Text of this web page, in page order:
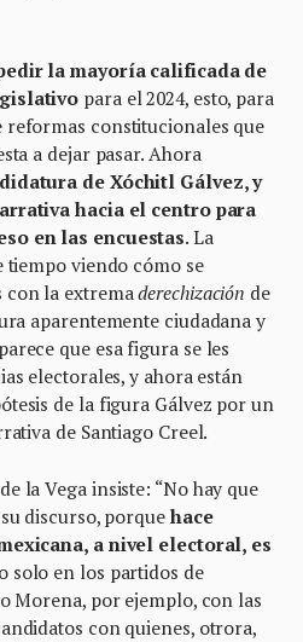
la mayoría calificada de
para el 2024, esto, para
constitucionales que
a dejar pasar. Ahora
de Xóchitl Gálvez, y
hacia el centro para
en las encuestas. La
tiempo viendo cómo se
con la extremaderechización de
aparentemente ciudadana y
que esa figura se les
electorales, y ahora están
de la figura Gálvez por un
de Santiago Creel.
la Vega insiste: “No hay que
discurso, porque hace
a nivel electoral, es
solo en los partidos de
Morena, por ejemplo, con las
con quienes, otrora,